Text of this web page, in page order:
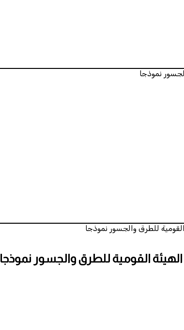
نموذجا
للطرق والجسور نموذجا
القومية للطرق والجسور نموذجا